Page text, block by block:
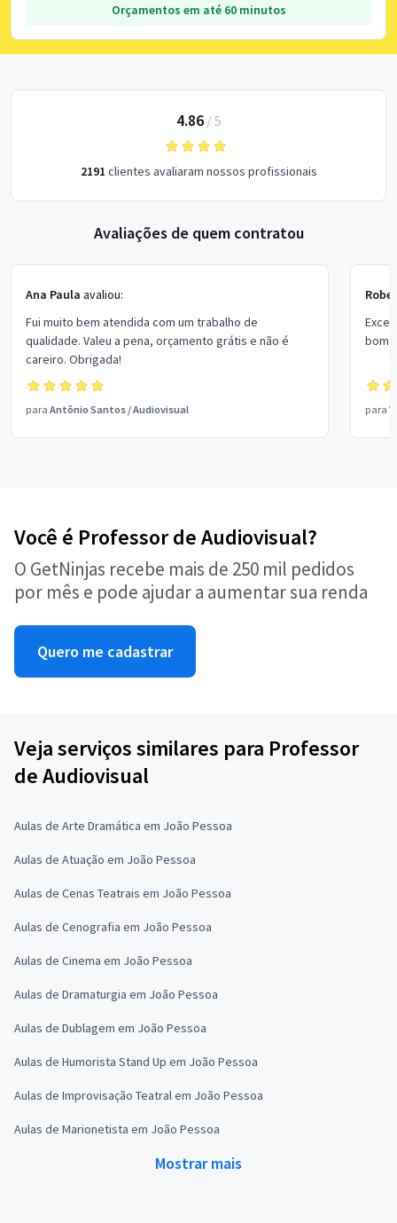
Orçamentos em até 60 minutos
4.86/ 5
2191 clientes avaliaram nossos profissionais
Avaliações de quem contratou
Ana Paula avaliou:
Fui muito bem atendida com um trabalho de
qualidade. Valeu a pena, orçamento grátis e não é
careiro. Obrigada!
para Antônio Santos /Audiovisual
bom
para
Você é Professor de Audiovisual?
O GetNinjas recebe mais de 250 mil pedidos
por mês e pode ajudar a aumentar sua renda
Quero me cadastrar
Veja serviços similares para Professor
de Audiovisual
Aulas de Arte Dramática em João Pessoa
Aulas de Atuação em João Pessoa
Aulas de Cenas Teatrais em João Pessoa
Aulas de Cenografia em João Pessoa
Aulas de Cinema em João Pessoa
Aulas de Dramaturgia em João Pessoa
Aulas de Dublagem em João Pessoa
Aulas de Humorista Stand Up em João Pessoa
Aulas de Improvisação Teatral em João Pessoa
Aulas de Marionetista em João Pessoa
Mostrar mais